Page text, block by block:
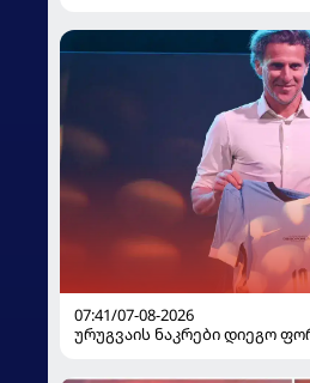
07:41/07-08-2026
ურუგვაის ნაკრები დიეგო